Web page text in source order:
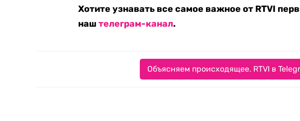
Хотите узнавать все самое важное от RTVI
наштелеграм-канал.
Объясняем происходящее. RTVI в